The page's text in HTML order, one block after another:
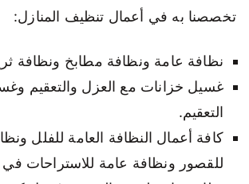
تخصصنا به في أعمال تنظيف المنازل:
نظافة عامة ونظافة مطابخ ونظافة
غسيل خزانات مع العزل والتعقيم
التعقيم.
كافة أعمال النظافة العامة للفلل
للقصور ونظافة عامة للاستراحات في